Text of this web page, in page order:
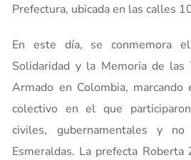
Prefectura, ubicada en las calles
En este día, se conmemora
Solidaridad y la Memoria de las
Armado en Colombia,
colectivo en el que
civiles, gubernamentales y no
Esmeraldas. La prefecta Roberta